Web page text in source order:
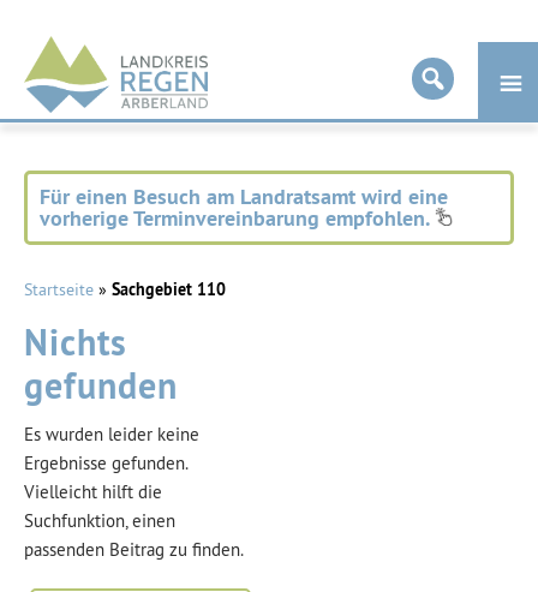
Landkreis
Regen
Für einen Besuch am Landratsamt wird eine
vorherige Terminvereinbarung empfohlen.
Startseite » Sachgebiet 110
Nichts
gefunden
Es wurden leider keine
Ergebnisse gefunden.
Vielleicht hilft die
Suchfunktion, einen
passenden Beitrag zu finden.